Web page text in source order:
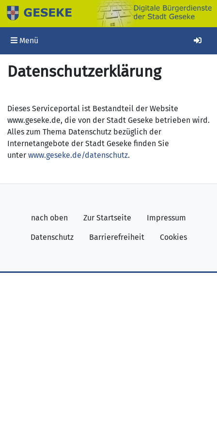
Navigation ein-/ausblenden
Menü
Datenschutzerklärung
Dieses Serviceportal ist Bestandteil der Website
www.geseke.de, die von der Stadt Geseke betrieben wird.
Alles zum Thema Datenschutz bezüglich der
Internetangebote der Stadt Geseke finden Sie
unter www.geseke.de/datenschutz.
nach oben Zur Startseite Impressum
Datenschutz Barrierefreiheit Cookies